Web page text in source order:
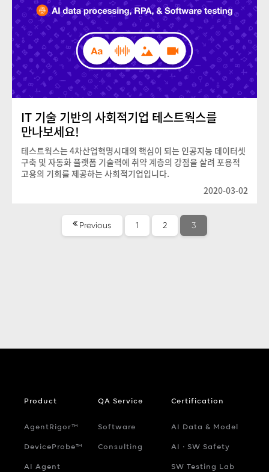
IT 기술 기반의 사회적기업 테스트웍스를
만나보세요!
테스트웍스는 4차산업혁명시대의 핵심이 되는 인공지능 데이터셋
구축 및 자동화 플랫폼 기술력에 취약 계층의 강점을 살려 포용적
고용의 기회를 제공하는 사회적기업입니다.
2020-03-02
pagination
Previous Page
1 Page
2 Page
3
Product
AgentRigor™
DeviceProbe™
AI Agent
QA Service
Software
Consulting
Certification
AI Data & Model
AI ‧ SW Safety
SW Testing Lab